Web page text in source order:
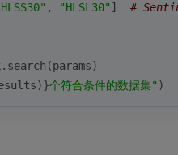
, "HLSL30" ] #
个符合条件的数据集" )